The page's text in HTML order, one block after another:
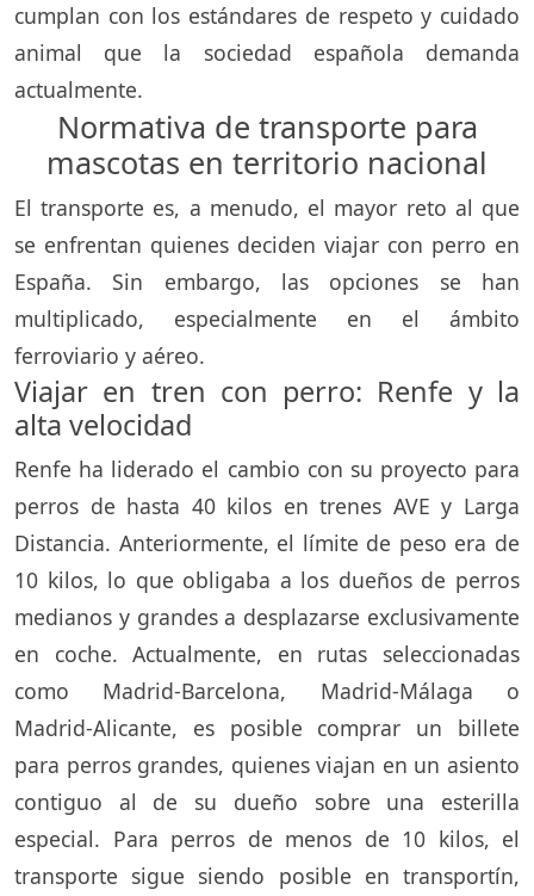
cumplan con los estándares de respeto y cuidado
animal que la sociedad española demanda
actualmente.
Normativa de transporte para
mascotas en territorio nacional
El transporte es, a menudo, el mayor reto al que
se enfrentan quienes deciden viajar con perro en
España. Sin embargo, las opciones se han
multiplicado, especialmente en el ámbito
ferroviario y aéreo.
Viajar en tren con perro: Renfe y la
alta velocidad
Renfe ha liderado el cambio con su proyecto para
perros de hasta 40 kilos en trenes AVE y Larga
Distancia. Anteriormente, el límite de peso era de
10 kilos, lo que obligaba a los dueños de perros
medianos y grandes a desplazarse exclusivamente
en coche. Actualmente, en rutas seleccionadas
como Madrid-Barcelona, Madrid-Málaga o
Madrid-Alicante, es posible comprar un billete
para perros grandes, quienes viajan en un asiento
contiguo al de su dueño sobre una esterilla
especial. Para perros de menos de 10 kilos, el
transporte sigue siendo posible en transportín,